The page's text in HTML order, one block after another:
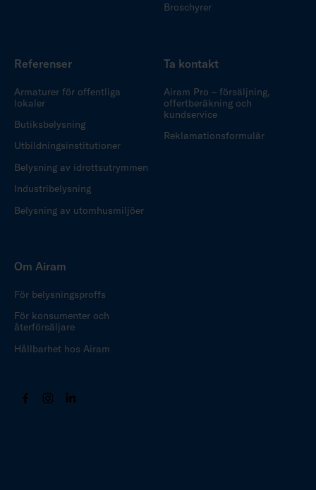
Broschyrer
Referenser
Armaturer för offentliga
lokaler
Butiksbelysning
Utbildningsinstitutioner
Belysning av idrottsutrymmen
Industribelysning
Belysning av utomhusmiljöer
Ta kontakt
Airam Pro – försäljning,
offertberäkning och
kundservice
Reklamationsformulär
Om Airam
För belysningsproffs
För konsumenter och
återförsäljare
Hållbarhet hos Airam